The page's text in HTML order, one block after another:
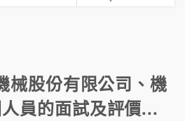
械股份有限公司 、機
員的面試及評價...